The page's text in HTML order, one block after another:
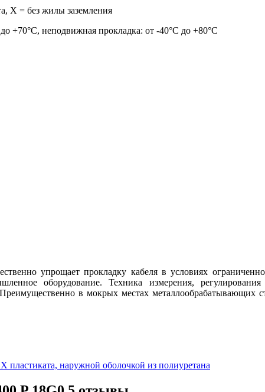
X = без жилы заземления
+70°С, неподвижная прокладка: от -40°С до +80°С
упрощает прокладку кабеля в условиях
оборудование. Техника измерения,
в мокрых местах металлообрабатывающих
наружной оболочкой из полиуретана